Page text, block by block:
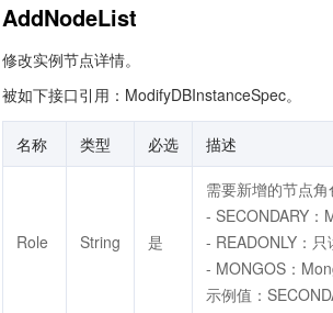
AddNodeList
修改实例节点详情。
被如下接口引用：ModifyDBInstanceSpec。
名称 类型 必选 描述
Role String 是
需要新增的节点角
- SECONDARY：
- READONLY：只
- MONGOS：
示例值：